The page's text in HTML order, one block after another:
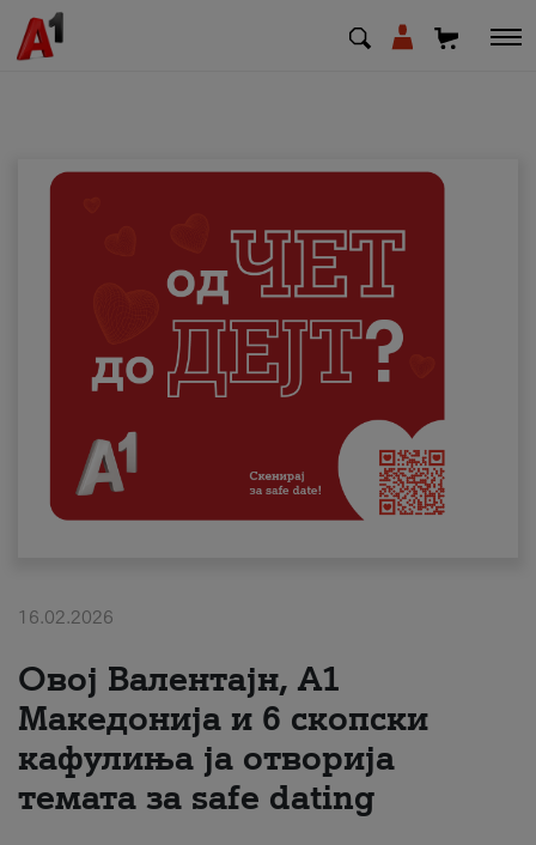
Деловни
Поддршка
Надополни кредит
Плати сметка
#ПодобарОнлајн
16.02.2026
Овој Валентајн, A1
Македонија и 6 скопски
кафулиња ја отворија
темата за safe dating